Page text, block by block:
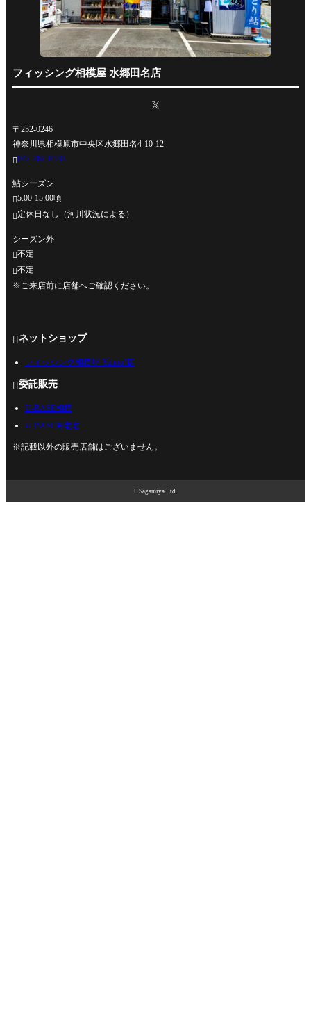
フィッシング相模屋 水郷田名店
〒252-0246
神奈川県相模原市中央区水郷田名4-10-12
042-762-0330
鮎シーズン
5:00-15:00頃
定休日なし（河川状況による）
シーズン外
不定
不定
※ご来店前に店舗へご確認ください。
ネットショップ
フィッシング相模屋 Yahoo!店
委託販売
U-BASE相模
U-BASE海老名
※記載以外の販売店舗はございません。
 Sagamiya Ltd.